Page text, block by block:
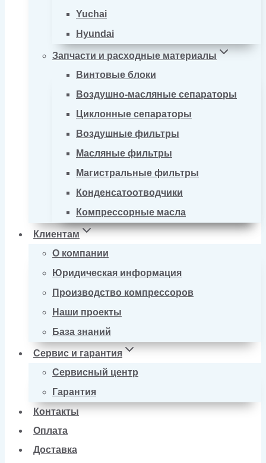
Yuchai
Hyundai
Запчасти и расходные материалы
Винтовые блоки
Воздушно-масляные сепараторы
Циклонные сепараторы
Воздушные фильтры
Масляные фильтры
Магистральные фильтры
Конденсатоотводчики
Компрессорные масла
Клиентам
О компании
Юридическая информация
Производство компрессоров
Наши проекты
База знаний
Сервис и гарантия
Сервисный центр
Гарантия
Контакты
Оплата
Доставка